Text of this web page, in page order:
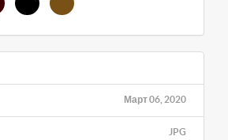
Март 06, 2020
JPG